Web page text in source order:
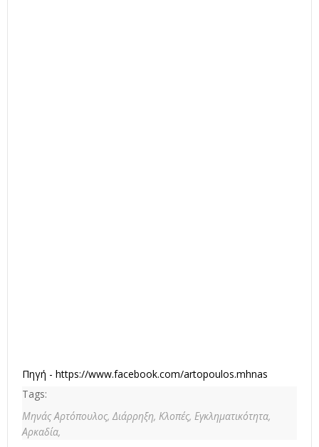
Πηγή - https://www.facebook.com/artopoulos.mhnas
Tags:
Μηνάς Αρτόπουλος,Διάρρηξη, Κλοπές, Εγκληματικότητα,
Αρκαδία,